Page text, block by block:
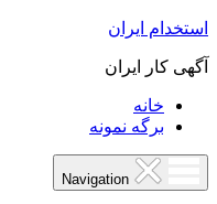
استخدام ایران
آگهی کار ایران
خانه
برگه نمونه